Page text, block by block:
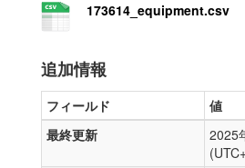
173614_equipment.csv
追加情報
フィールド
値
最終更新
2025